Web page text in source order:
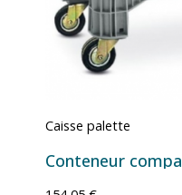
Caisse palette